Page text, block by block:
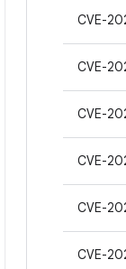
CVE-
CVE-
CVE-
CVE-
CVE-
CVE-